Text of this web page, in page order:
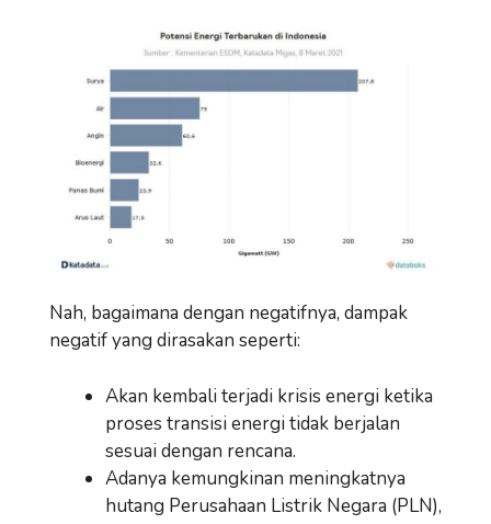
Nah, bagaimana dengan negatifnya, dampak
negatif yang dirasakan seperti:
Akan kembali terjadi krisis energi ketika
proses transisi energi tidak berjalan
sesuai dengan rencana.
Adanya kemungkinan meningkatnya
hutang Perusahaan Listrik Negara (PLN),